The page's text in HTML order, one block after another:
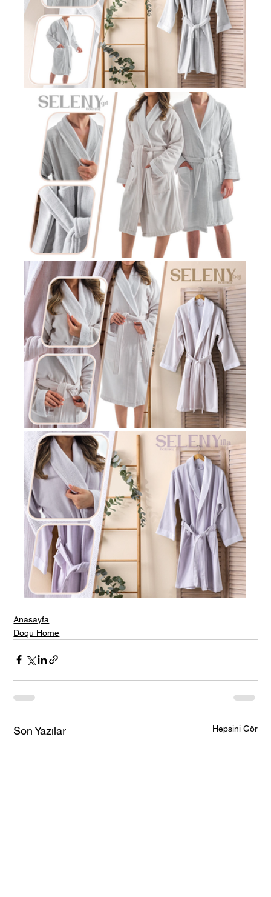
Anasayfa
Doqu Home
Son Yazılar Hepsini Gör